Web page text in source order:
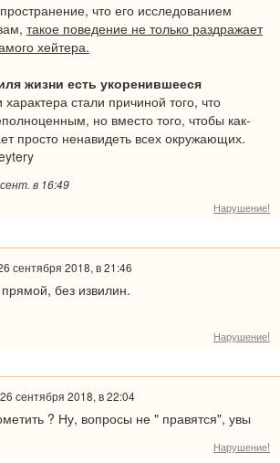
что его исследованием
такое поведение не только раздражает
хейтера.
жизни есть укоренившееся
стали причиной того, что
но вместо того, чтобы как-
просто ненавидеть всех окружающих.
в 16:49
Нарушение!
сентября 2018, в 21:46
без извилин.
Нарушение!
26 сентября 2018, в 22:04
? Ну, вопросы не " правятся", увы
Нарушение!